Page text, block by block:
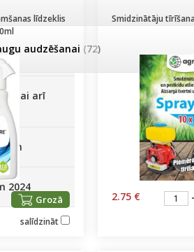
audzēšanai (72)
(DDL)
arī
2024
līdzeklis
Grozā
salīdzināt
Smidzinātāju
2.75 €